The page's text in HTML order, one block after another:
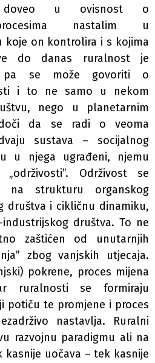
u ovisnost o
nastalim u
koje on kontrolira i s kojima
do danas ruralnost je
pa se može govoriti o
i to ne samo u nekom
nego u planetarnim
da se radi o veoma
sustava – socijalnog
u njega ugrađeni, njemu
Održivost se
na strukturu organskog
društva i cikličnu dinamiku,
društva. To ne
zaštićen od unutarnjih
zbog vanjskih utjecaja.
pokrene, proces mijena
ruralnosti se formiraju
potiču te promjene i proces
nastavlja. Ruralni
razvojnu paradigmu ali na
uočava – tek kasnije